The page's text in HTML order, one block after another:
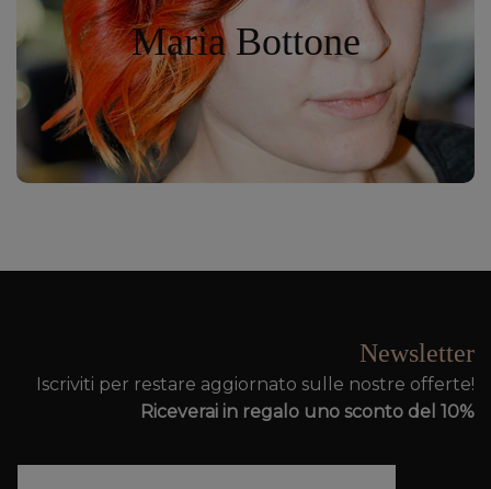
Maria Bottone
Maria Bottone
Maggiori informazioni
Newsletter
Iscriviti per restare aggiornato sulle nostre offerte!
Riceverai in regalo uno sconto del 10%